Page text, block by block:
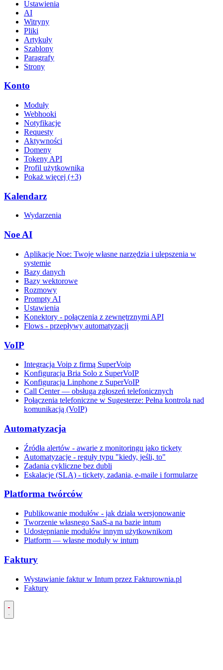
Ustawienia
AI
Witryny
Pliki
Artykuły
Szablony
Paragrafy
Strony
Konto
Moduły
Webhooki
Notyfikacje
Requesty
Aktywności
Domeny
Tokeny API
Profil użytkownika
Pokaż więcej (+3)
Kalendarz
Wydarzenia
Noe AI
Aplikacje Noe: Twoje własne narzędzia i ulepszenia w
systemie
Bazy danych
Bazy wektorowe
Rozmowy
Prompty AI
Ustawienia
Konektory - połączenia z zewnętrznymi API
Flows - przepływy automatyzacji
VoIP
Integracja Voip z firmą SuperVoip
Konfiguracja Bria Solo z SuperVoIP
Konfiguracja Linphone z SuperVoIP
Call Center — obsługa zgłoszeń telefonicznych
Połączenia telefoniczne w Sugesterze: Pełna kontrola nad
komunikacją (VoIP)
Automatyzacja
Źródła alertów - awarie z monitoringu jako tickety
Automatyzacje - reguły typu "kiedy, jeśli, to"
Zadania cykliczne bez dubli
Eskalacje (SLA) - tickety, zadania, e-maile i formularze
Platforma twórców
Publikowanie modułów - jak działa wersjonowanie
Tworzenie własnego SaaS-a na bazie intum
Udostępnianie modułów innym użytkownikom
Platform — własne moduły w intum
Faktury
Wystawianie faktur w Intum przez Fakturownia.pl
Faktury